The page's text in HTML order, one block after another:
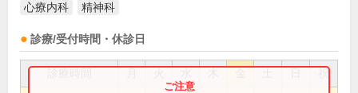
心療内科 精神科
診療/受付時間・休診日
祝